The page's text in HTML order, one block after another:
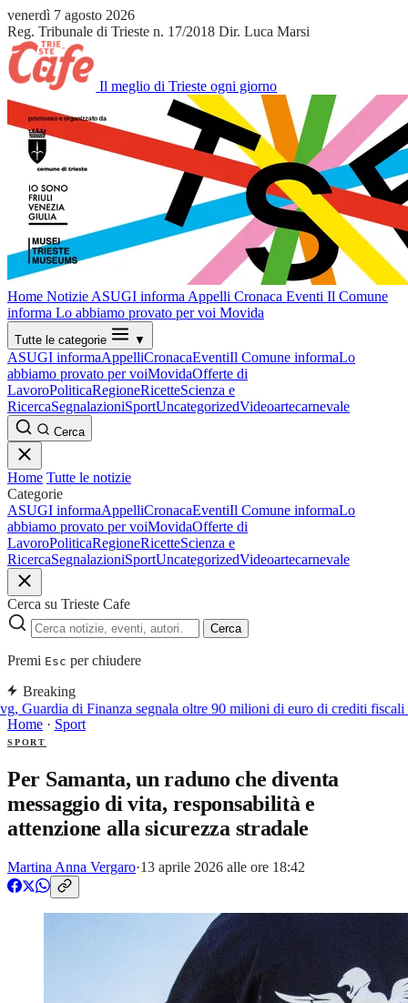
venerdì 7 agosto 2026
Reg. Tribunale di Trieste n. 17/2018 Dir. Luca Marsi
Il meglio di Trieste ogni giorno
Home Notizie ASUGI informa Appelli Cronaca Eventi Il Comune
informa Lo abbiamo provato per voi Movida
Tutte le categorie ▼
ASUGI informaAppelliCronacaEventiIl Comune informaLo
abbiamo provato per voiMovidaOfferte di
LavoroPoliticaRegioneRicetteScienza e
RicercaSegnalazioniSportUncategorizedVideoartecarnevale
Cerca
Home Tutte le notizie
Categorie
ASUGI informaAppelliCronacaEventiIl Comune informaLo
abbiamo provato per voiMovidaOfferte di
LavoroPoliticaRegioneRicetteScienza e
RicercaSegnalazioniSportUncategorizedVideoartecarnevale
Cerca su Trieste Cafe
Cerca
Premi Esc per chiudere
Breaking
Guardia di Finanza segnala oltre 90 milioni di euro di crediti fiscali
Home · Sport
SPORT
Per Samanta, un raduno che diventa
messaggio di vita, responsabilità e
attenzione alla sicurezza stradale
Martina Anna Vergaro·13 aprile 2026 alle ore 18:42